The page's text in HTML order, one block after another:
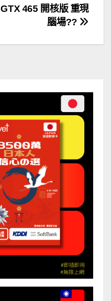
GTX 465 開核版 重現
腦場??